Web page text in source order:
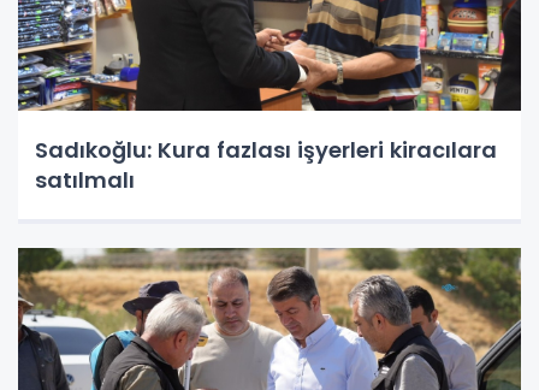
Sadıkoğlu: Kura fazlası işyerleri kiracılara
satılmalı